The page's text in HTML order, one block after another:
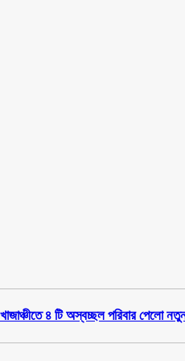
৪ টি অস্বচ্ছল পরিবার পেলো